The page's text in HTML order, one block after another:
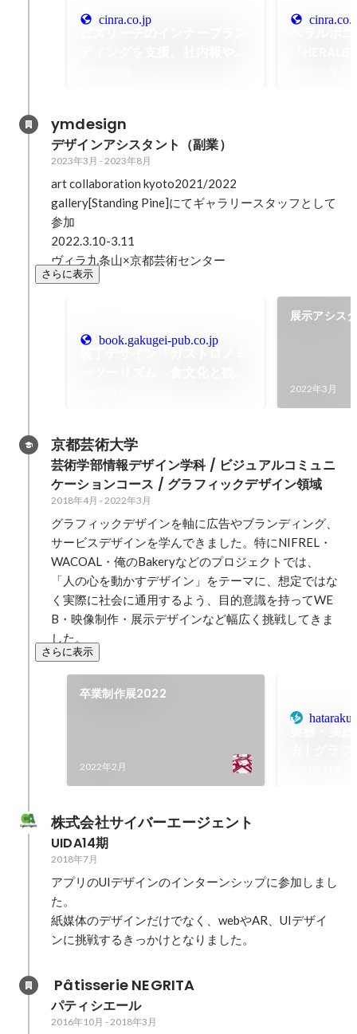
cinra.co.jp
ymdesign
デザインアシスタント（副業）
2023年3月 - 2023年8月
art collaboration kyoto2021/2022
gallery[Standing Pine]にてギャラリースタッフとして
参加
2022.3.10-3.11
ヴィラ九条山×京都芸術センター
さらに表示
book.gakugei-pub.co.jp
展示アシス
2022年3月
京都芸術大学
芸術学部情報デザイン学科 / ビジュアルコミュニ
ケーションコース / グラフィックデザイン領域
2018年4月 - 2022年3月
グラフィックデザインを軸に広告やブランディング、
サービスデザインを学んできました。特にNIFREL・
WACOAL・俺のBakeryなどのプロジェクトでは、
「人の心を動かすデザイン」をテーマに、想定ではな
く実際に社会に通用するよう、目的意識を持ってWE
B・映像制作・展示デザインなど幅広く挑戦してきま
した。
さらに表示
卒業制作展2022
2022年2月
株式会社サイバーエージェント
UIDA14期
2018年7月
アプリのUIデザインのインターンシップに参加しまし
た。
紙媒体のデザインだけでなく、webやAR、UIデザイ
ンに挑戦するきっかけとなりました。
Pâtisserie NEGRITA
パティシエール
2016年10月 - 2018年3月